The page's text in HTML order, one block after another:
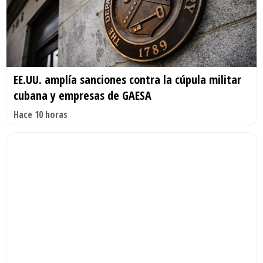
EE.UU. amplía sanciones contra la cúpula militar
cubana y empresas de GAESA
Hace 10 horas